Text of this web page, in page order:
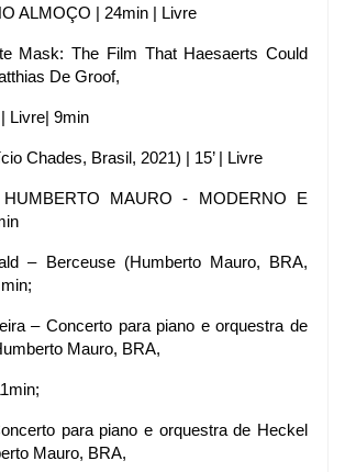
ALMOÇO | 24min | Livre
Mask: The Film That Haesaerts Could
De Groof,
Livre| 9min
Chades, Brasil, 2021) | 15’ | Livre
MAURO - MODERNO E
– Berceuse (Humberto Mauro, BRA,
– Concerto para piano e orquestra de
Mauro, BRA,
para piano e orquestra de Heckel
Mauro, BRA,